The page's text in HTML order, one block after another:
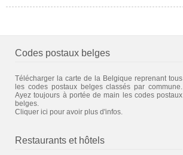
Codes postaux belges
Télécharger la carte de la Belgique reprenant tous
les codes postaux belges classés par commune.
Ayez toujours à portée de main les codes postaux
belges.
Cliquer ici pour avoir plus d'infos.
Restaurants et hôtels